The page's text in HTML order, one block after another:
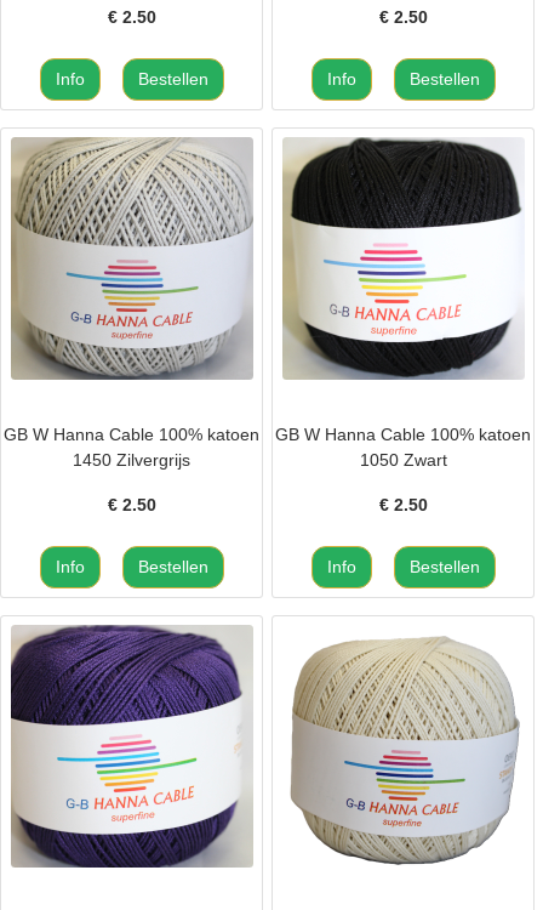
€ 2.50 € 2.50
GB W Hanna Cable 100% katoen
1450 Zilvergrijs
€ 2.50
GB W Hanna Cable 100% katoen
1050 Zwart
€ 2.50